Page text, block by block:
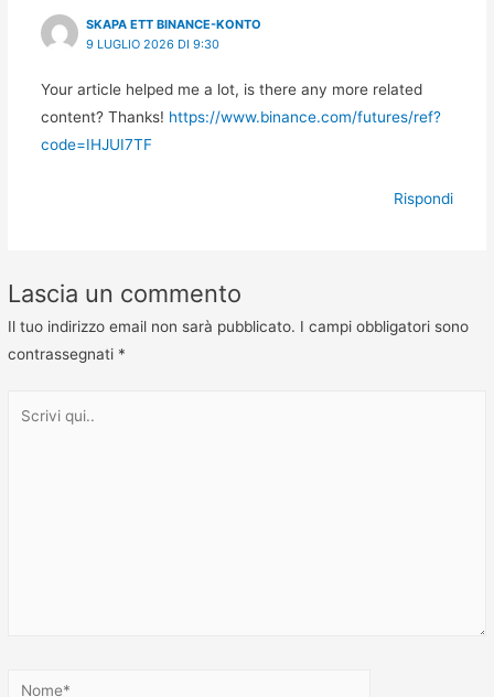
SKAPA ETT BINANCE-KONTO
9 LUGLIO 2026 DI 9:30
Your article helped me a lot, is there any more related
content? Thanks! https://www.binance.com/futures/ref?
code=IHJUI7TF
Rispondi
Lascia un commento
Il tuo indirizzo email non sarà pubblicato. I campi obbligatori sono
contrassegnati *